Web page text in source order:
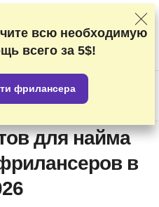
тщательного
учитываем ваши отзывы и
с провайдерами. На данной
ссылки.Раскрытие
US$
для найма
в
всю необходимую
всего за 5$!
фрилансера